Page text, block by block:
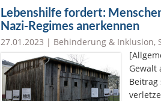
Lebenshilfe fordert:
Nazi-Regimes anerkennen
27.01.2023 | Behinderung & Inklusion,
Gewalt